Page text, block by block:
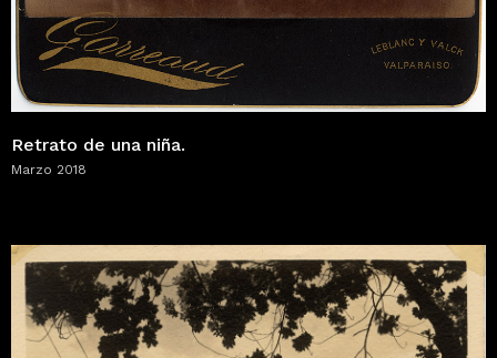
Retrato de una niña.
Marzo 2018